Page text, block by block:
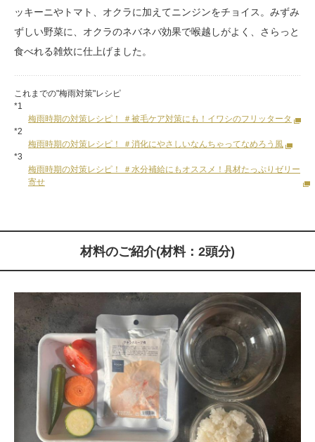
ッキーニやトマト、オクラに加えてニンジンをチョイス。みずみ
ずしい野菜に、オクラのネバネバ効果で喉越しがよく、さらっと
食べれる雑炊に仕上げました。
これまでの"梅雨対策"レシピ
*1
梅雨時期の対策レシピ！ ＃被毛ケア対策にも！イワシのフリッタータ
*2
梅雨時期の対策レシピ！ ＃消化にやさしいなんちゃってなめろう風
*3
梅雨時期の対策レシピ！ ＃水分補給にもオススメ！具材たっぷりゼリー
寄せ
材料のご紹介(材料：2頭分)